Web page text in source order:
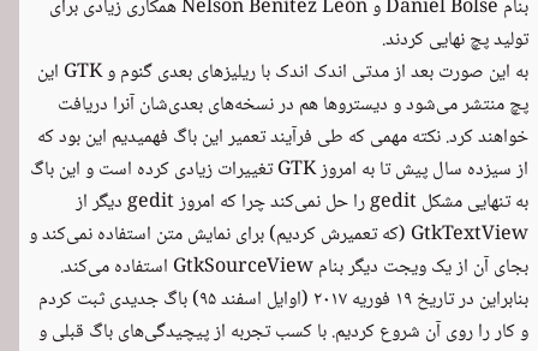
بنام Daniel Bolse و Nelson Benítez León همکاری زیادی برای
تولید پچ نهایی کردند.
به این صورت بعد از مدتی اندک اندک با ریلیزهای بعدی گنوم و GTK این
پچ منتشر می‌شود و دیستروها هم در نسخه‌های بعدی‌شان آنرا دریافت
خواهند کرد. نکته مهمی که طی فرآیند تعمیر این باگ فهمیدیم این بود که
از سیزده سال پیش تا به امروز GTK تغییرات زیادی کرده است و این باگ
به تنهایی مشکل gedit را حل نمی‌کند چرا که امروز gedit دیگر از
GtkTextView (که تعمیرش کردیم) برای نمایش متن استفاده نمی‌کند و
بجای آن از یک ویجت دیگر بنام GtkSourceView استفاده می‌کند.
بنابراین در تاریخ ۱۹ فوریه ۲۰۱۷ (اوایل اسفند ۹۵)
باگ جدیدیثبت کردم
و کار را روی آن شروع کردیم. با کسب تجربه از پیچیدگی‌های باگ قبلی و